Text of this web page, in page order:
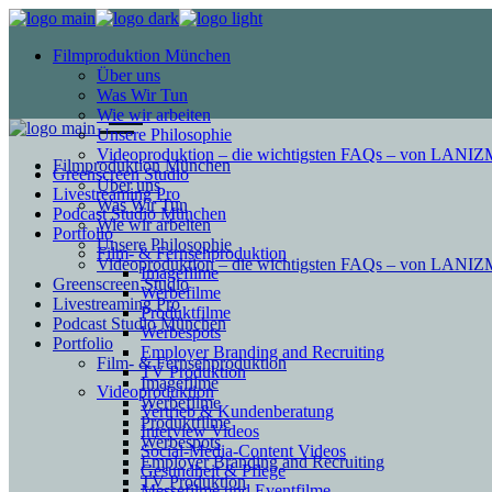
Filmproduktion München
Über uns
Was Wir Tun
Wie wir arbeiten
Unsere Philosophie
Videoproduktion – die wichtigsten FAQs – von
Greenscreen Studio
Livestreaming Pro
Podcast Studio München
Portfolio
Film- & Fernsehproduktion
Imagefilme
Werbefilme
Produktfilme
Werbespots
Employer Branding and Recruiting
TV Produktion
Videoproduktion
Vertrieb & Kundenberatung
Interview Videos
Social-Media-Content Videos
Gesundheit & Pflege
Filmproduktion München
Über uns
Was Wir Tun
Wie wir arbeiten
Unsere Philosophie
Videoproduktion – die wichtigsten FAQs – von
Greenscreen Studio
Livestreaming Pro
Podcast Studio München
Portfolio
Film- & Fernsehproduktion
Imagefilme
Werbefilme
Produktfilme
Werbespots
Employer Branding and Recruiting
TV Produktion